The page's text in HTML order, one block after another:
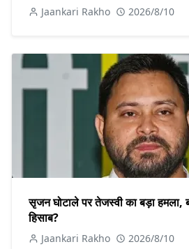
Jaankari Rakho 2026/8/10
सृजन घोटाले पर तेजस्वी का बड़ा हमला,
हिसाब?
Jaankari Rakho 2026/8/10